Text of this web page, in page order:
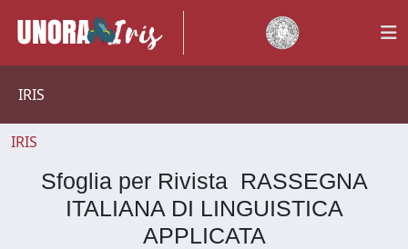
IRIS
IRIS
Sfoglia per Rivista RASSEGNA
ITALIANA DI LINGUISTICA
APPLICATA